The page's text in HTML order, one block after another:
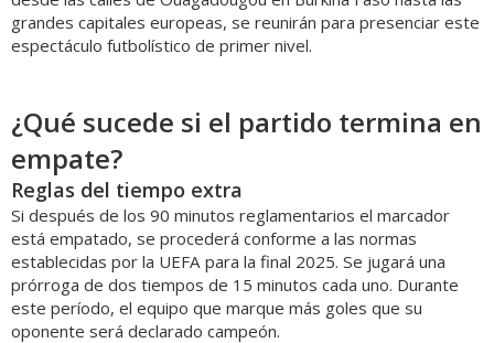
grandes capitales europeas, se reunirán para presenciar este
espectáculo futbolístico de primer nivel.
¿Qué sucede si el partido termina en
empate?
Reglas del tiempo extra
Si después de los 90 minutos reglamentarios el marcador
está empatado, se procederá conforme a las normas
establecidas por la UEFA para la final 2025. Se jugará una
prórroga de dos tiempos de 15 minutos cada uno. Durante
este período, el equipo que marque más goles que su
oponente será declarado campeón.